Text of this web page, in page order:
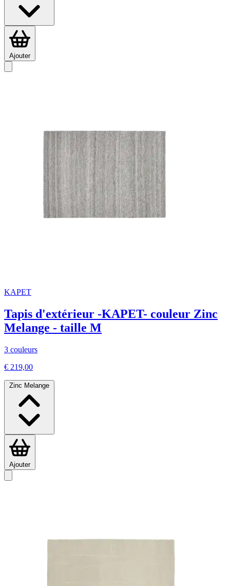
Ajouter
KAPET
Tapis d'extérieur -KAPET- couleur Zinc
Melange - taille M
3 couleurs
€ 219,00
Zinc Melange
Ajouter